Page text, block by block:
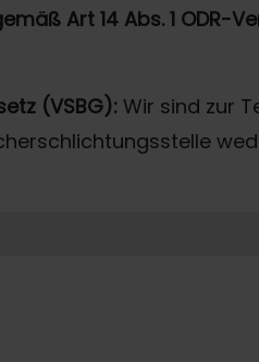
Art 14 Abs. 1 ODR-
(VSBG): Wir sind zur